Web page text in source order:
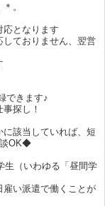
。
応となります
ておりません、翌営
できます♪
探し！
該当していれば、短
談OK◆
生（いわゆる「昼間学
い派遣で働くことが